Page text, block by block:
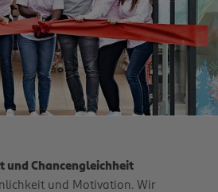
Chancengleichheit
und Motivation. Wir